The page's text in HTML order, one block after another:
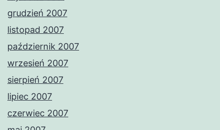
grudzień 2007
listopad 2007
październik 2007
wrzesień 2007
sierpień 2007
lipiec 2007
czerwiec 2007